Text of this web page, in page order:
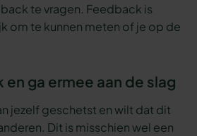
te vragen. Feedback is
om te kunnen meten of je op de
ga ermee aan de slag
jezelf geschetst en wilt dat dit
Dit is misschien wel een